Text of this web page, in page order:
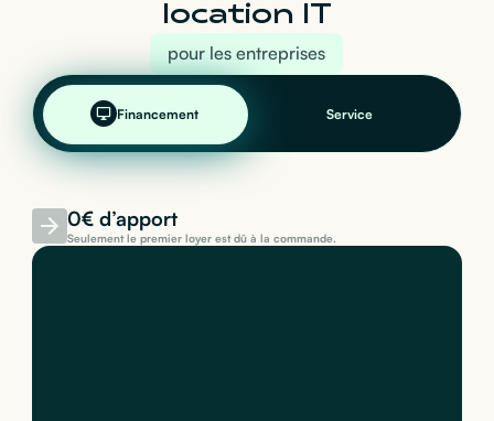
location IT
pour les entreprises
Financement Service
0€ d’apport
Seulement le premier loyer est dû à la commande.